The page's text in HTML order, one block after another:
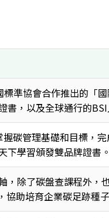
準協會合作推出的「
書，以及全球通行的
碳管理基礎和目標，
下學習頒發雙品牌證書。
，除了碳盤查課程外，
協助培育企業碳足跡種